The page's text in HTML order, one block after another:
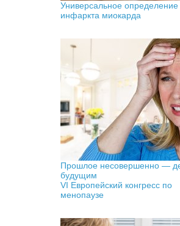
Универсальное определение
инфаркта миокарда
Прошлое несовершенно —
будущим
VI Европейский конгресс по
менопаузе